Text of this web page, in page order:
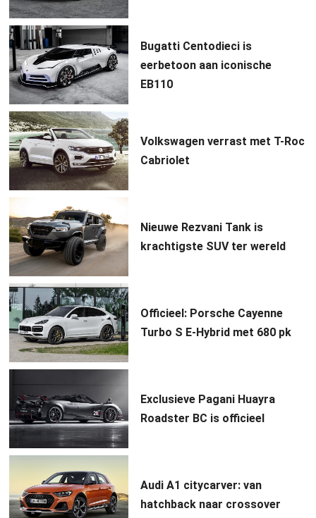
Bugatti Centodieci is
eerbetoon aan iconische
EB110
Volkswagen verrast met T-Roc
Cabriolet
Nieuwe Rezvani Tank is
krachtigste SUV ter wereld
Officieel: Porsche Cayenne
Turbo S E-Hybrid met 680 pk
Exclusieve Pagani Huayra
Roadster BC is officieel
Audi A1 citycarver: van
hatchback naar crossover